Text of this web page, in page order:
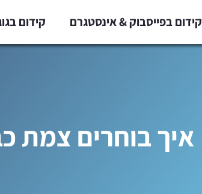
קידום בפייסבוק & אינסטגרם קידום
איך בוחרים צמת